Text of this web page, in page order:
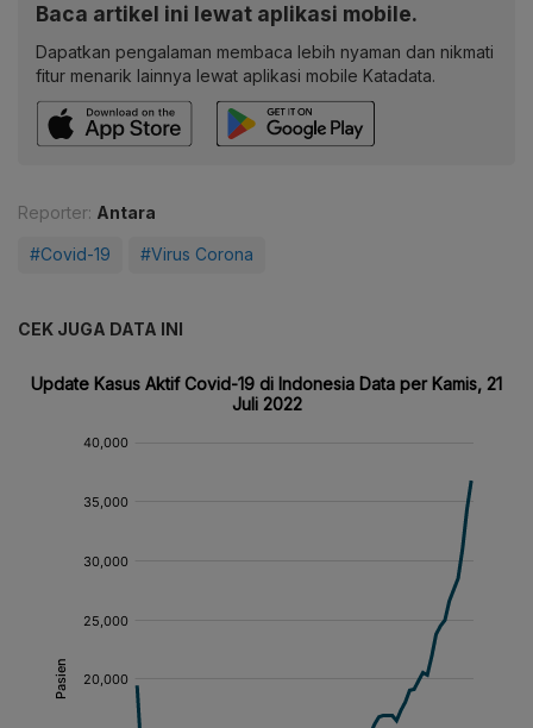
Baca artikel ini lewat aplikasi mobile.
Dapatkan pengalaman membaca lebih nyaman dan nikmati
fitur menarik lainnya lewat aplikasi mobile Katadata.
Reporter: Antara
#Covid-19 #Virus Corona
CEK JUGA DATA INI